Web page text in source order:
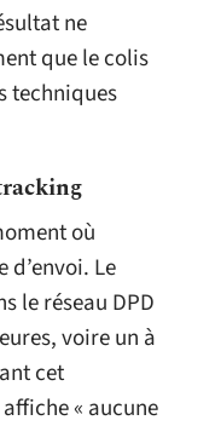
ne
que le colis
techniques
où
d’envoi. Le
le réseau DPD
voire un à
cet
« aucune